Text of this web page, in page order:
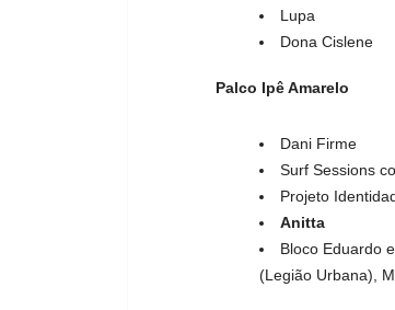
Lupa
Dona Cislene
Palco Ipê Amarelo
Dani Firme
Surf Sessions
Projeto
Anitta
Bloco Eduardo
(Legião Urbana),